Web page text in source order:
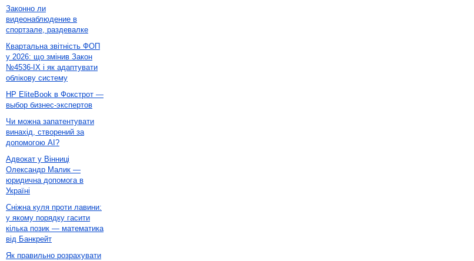
Законно ли
видеонаблюдение в
спортзале, раздевалке
Квартальна звітність ФОП
у 2026: що змінив Закон
№4536-IX і як адаптувати
облікову систему
HP EliteBook в Фокстрот —
выбор бизнес-экспертов
Чи можна запатентувати
винахід, створений за
допомогою AI?
Адвокат у Вінниці
Олександр Малик —
юридична допомога в
Україні
Сніжна куля проти лавини:
у якому порядку гасити
кілька позик — математика
від Банкрейт
Як правильно розрахувати